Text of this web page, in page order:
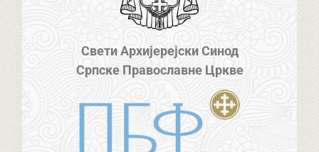
Свети Архијерејски Синод
Српске Православне Цркве